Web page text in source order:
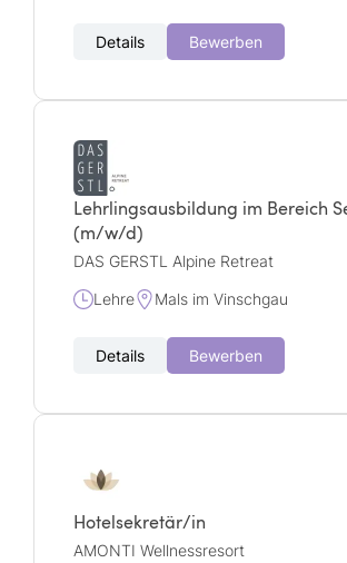
Details Bewerben
Lehrlingsausbildung im Bereich
(m/w/d)
DAS GERSTL Alpine Retreat
Lehre
Mals im Vinschgau
Details Bewerben
Hotelsekretär/in
AMONTI Wellnessresort